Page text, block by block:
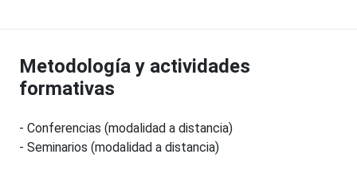
Metodología y actividades
formativas
- Conferencias (modalidad a distancia)
- Seminarios (modalidad a distancia)